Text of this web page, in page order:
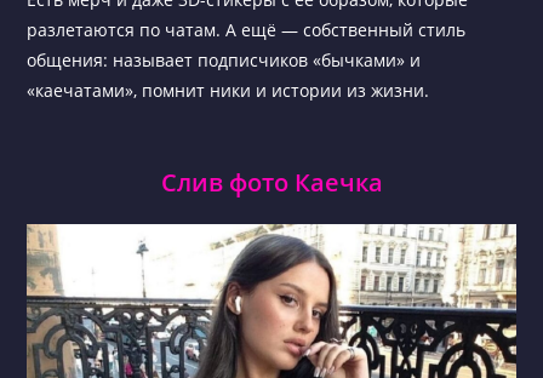
разлетаются по чатам. А ещё — собственный стиль
общения: называет подписчиков «бычками» и
«каечатами», помнит ники и истории из жизни.
Слив фото Каечка